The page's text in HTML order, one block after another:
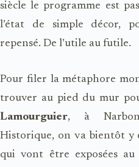
siècle le programme est
l’état de simple décor,
repensé. De l’utile au futile.
Pour filer la métaphore
trouver au pied du mur
Lamourguier, à
Historique, on va bientôt y
qui vont être exposées au